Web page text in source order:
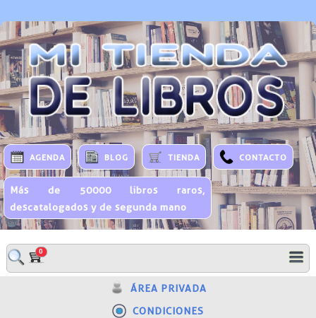
AGENDA BLOG TIENDA CONTACTO
Más de 50000 libros raros,
descatalogados y de segunda mano
0
ÁREA PRIVADA
CONDICIONES